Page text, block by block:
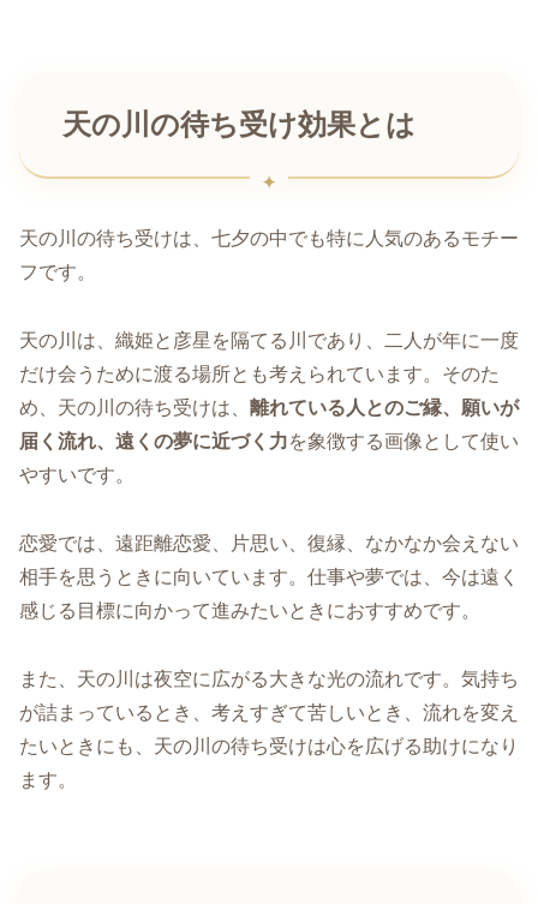
天の川の待ち受け効果とは
天の川の待ち受けは、七夕の中でも特に人気のあるモチー
フです。
天の川は、織姫と彦星を隔てる川であり、二人が年に一度
だけ会うために渡る場所とも考えられています。そのた
め、天の川の待ち受けは、 離れている人とのご縁、願いが
届く流れ、遠くの夢に近づく力を象徴する画像として使い
やすいです。
恋愛では、遠距離恋愛、片思い、復縁、なかなか会えない
相手を思うときに向いています。仕事や夢では、今は遠く
感じる目標に向かって進みたいときにおすすめです。
また、天の川は夜空に広がる大きな光の流れです。気持ち
が詰まっているとき、考えすぎて苦しいとき、流れを変え
たいときにも、天の川の待ち受けは心を広げる助けになり
ます。